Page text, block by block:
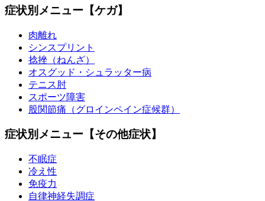
症状別メニュー【ケガ】
肉離れ
シンスプリント
捻挫（ねんざ）
オスグッド・シュラッター病
テニス肘
スポーツ障害
股関節痛（グロインペイン症候群）
症状別メニュー【その他症状】
不眠症
冷え性
免疫力
自律神経失調症